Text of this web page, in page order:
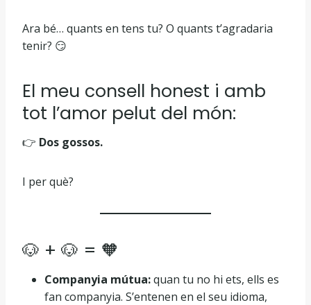
Ara bé… quants en tens tu? O quants t’agradaria
tenir? 😏
El meu consell honest i amb
tot l’amor pelut del món:
👉 Dos gossos.
I per què?
🐶 + 🐶 = 🧡
Companyia mútua:quan tu no hi ets, ells es
fan companyia. S’entenen en el seu idioma,